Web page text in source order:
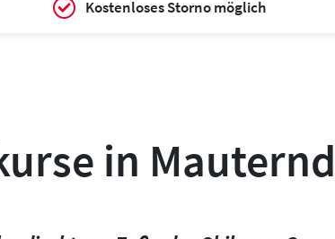
Kostenloses Storno möglich
in